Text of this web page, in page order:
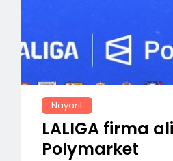
Nayarit
LALIGA firma
Polymarket